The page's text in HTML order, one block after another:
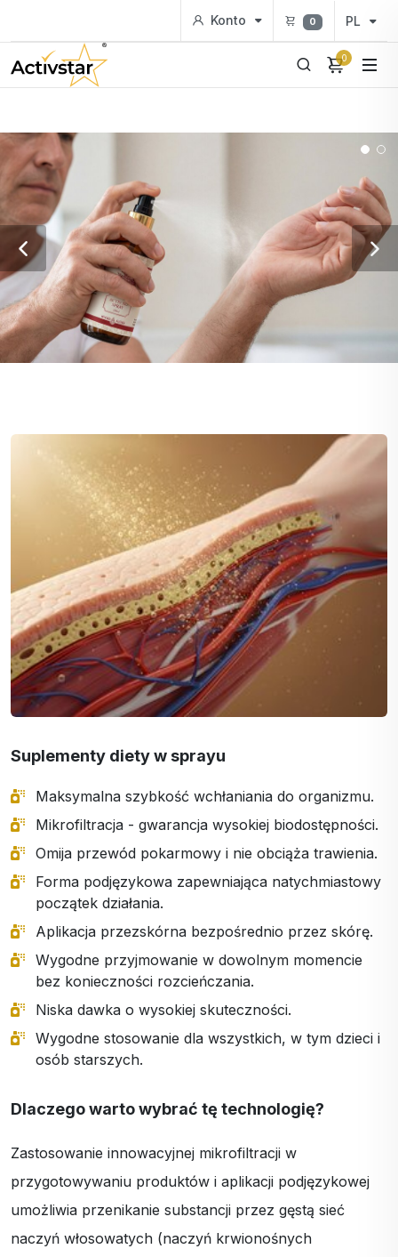
Konto 0 PL
0
Suplementy diety w sprayu
Maksymalna szybkość wchłaniania do organizmu.
Mikrofiltracja - gwarancja wysokiej biodostępności.
Omija przewód pokarmowy i nie obciąża trawienia.
Forma podjęzykowa zapewniająca natychmiastowy
początek działania.
Aplikacja przezskórna bezpośrednio przez skórę.
Wygodne przyjmowanie w dowolnym momencie
bez konieczności rozcieńczania.
Niska dawka o wysokiej skuteczności.
Wygodne stosowanie dla wszystkich, w tym dzieci i
osób starszych.
Dlaczego warto wybrać tę technologię?
Zastosowanie innowacyjnej mikrofiltracji w
przygotowywaniu produktów i aplikacji podjęzykowej
umożliwia przenikanie substancji przez gęstą sieć
naczyń włosowatych (naczyń krwionośnych